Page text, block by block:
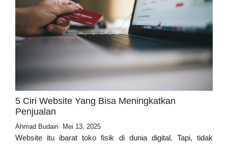
5 Ciri Website Yang Bisa Meningkatkan
Penjualan
Ahmad Budairi Mei 13, 2025
Website itu ibarat toko fisik di dunia digital. Tapi, tidak